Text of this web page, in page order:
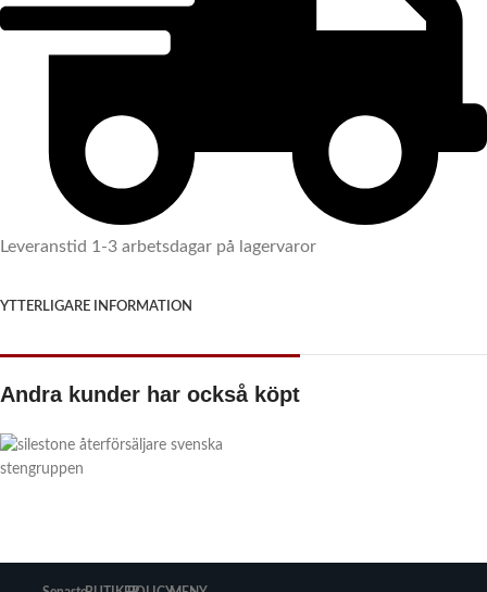
Leveranstid 1-3 arbetsdagar på lagervaror
YTTERLIGARE INFORMATION
Andra kunder har också köpt